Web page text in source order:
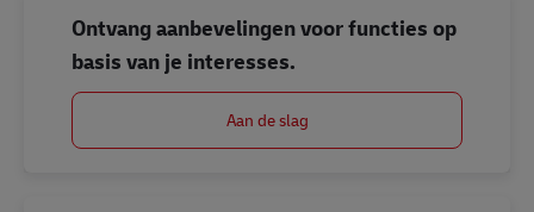
Ontvang aanbevelingen voor functies op
basis van je interesses.
Aan de slag